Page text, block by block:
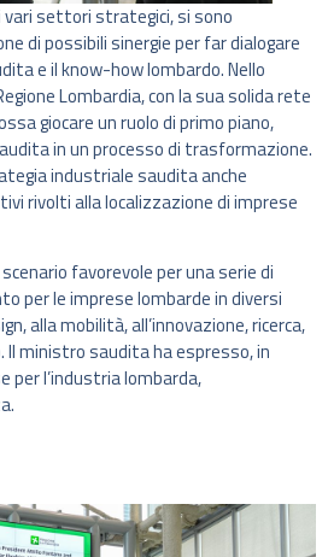
settori strategici, si sono
di possibili sinergie per far dialogare
e il know-how lombardo. Nello
Lombardia, con la sua solida rete
giocare un ruolo di primo piano,
in un processo di trasformazione.
industriale saudita anche
rivolti alla localizzazione di imprese
favorevole per una serie di
per le imprese lombarde in diversi
alla mobilità, all’innovazione, ricerca,
ministro saudita ha espresso, in
l’industria lombarda,